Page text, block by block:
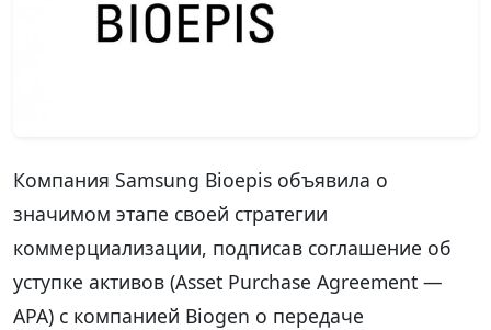
Компания Samsung Bioepis объявила о
значимом этапе своей стратегии
коммерциализации, подписав соглашение об
уступке активов (Asset Purchase Agreement —
APA) с компанией Biogen о передаче